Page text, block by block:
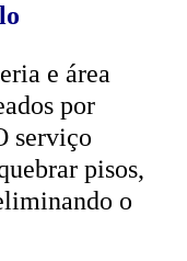
e área
por
serviço
pisos,
o